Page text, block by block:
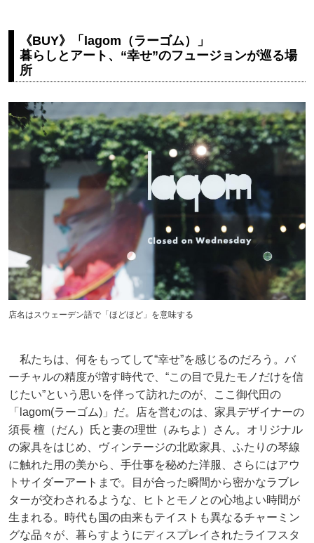
《BUY》「lagom（ラーゴム）」
暮らしとアート、“幸せ”のフュージョンが巡る場
所
店名はスウェーデン語で「ほどほど」を意味する
私たちは、何をもってして“幸せ”を感じるのだろう。バ
ーチャルの精度が増す時代で、“この目で見たモノだけを信
じたい”という思いを伴って訪れたのが、ここ御代田の
「lagom(ラーゴム)」だ。店を営むのは、家具デザイナーの
須長 檀（だん）氏と妻の理世（みちよ）さん。オリジナル
の家具をはじめ、ヴィンテージの北欧家具、ふたりの琴線
に触れた用の美から、手仕事を秘めた洋服、さらにはアウ
トサイダーアートまで。目が合った瞬間から密かなラブレ
ターが交わされるような、ヒトとモノとの心地よい時間が
生まれる。時代も国の由来もテイストも異なるチャーミン
グな品々が、暮らすようにディスプレイされたライフスタ